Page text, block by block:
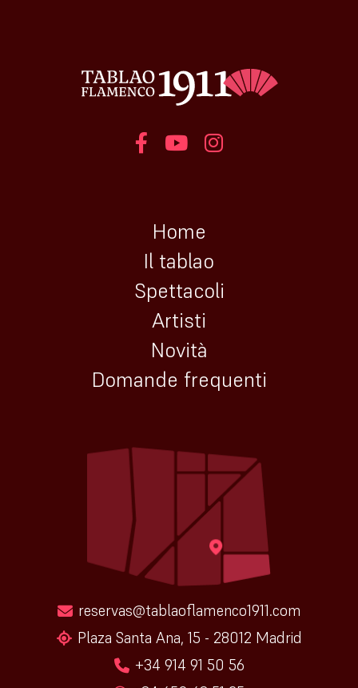
Home
Il tablao
Spettacoli
Artisti
Novità
Domande frequenti
reservas@tablaoflamenco1911.com
Plaza Santa Ana, 15 - 28012 Madrid
+34 914 91 50 56